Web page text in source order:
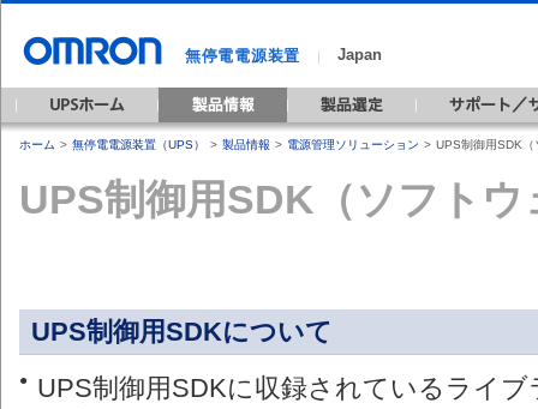
無停電電源装置 ｜ Japan
ホーム > 無停電電源装置（UPS） > 製品情報 > 電源管理ソリューション > UPS制御用SDK（
UPS制御用SDK（ソフト
UPS制御用SDKについて
●
UPS制御用SDKに収録されているライ